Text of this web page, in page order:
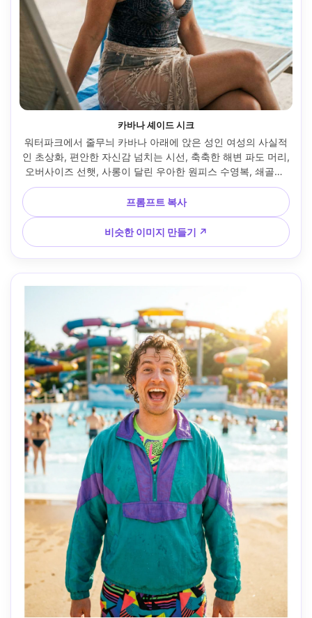
카바나 셰이드 시크
워터파크에서 줄무늬 카바나 아래에 앉은 성인 여성의 사실적
인 초상화, 편안한 자신감 넘치는 시선, 축축한 해변 파도 머리,
오버사이즈 선햇, 사롱이 달린 우아한 원피스 수영복, 쇄골에
물구슬, 반사 풀 조명이 있는 부드러운 오픈 셰이드 조명, 소니
A7R V, 85mm f/2, 크리미한 보케, 허리 위로 프레임, 편집 리
조트 분위기, 실제적인 피부 톤, 미묘한 필름 등급, 날카로운 초
점, 고해상도 --ar 4:5
프롬프트 복사
비슷한 이미지 만들기 ↗